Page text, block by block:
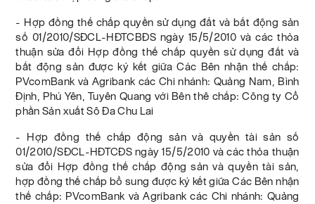
- Hợp đồng thế chấp quyền sử dụng đất và bất động sản
số 01/2010/SĐCL-HĐTCBĐS ngày 15/5/2010 và các thỏa
thuận sửa đổi Hợp đồng thế chấp quyền sử dụng đất và
bất động sản được ký kết giữa Các Bên nhận thế chấp:
PVcomBank và Agribank các Chi nhánh: Quảng Nam, Bình
Định, Phú Yên, Tuyên Quang với Bên thê chấp: Công ty Cổ
phần Sản xuất Sô Đa Chu Lai
- Hợp đồng thế chấp động sản và quyền tài sản số
01/2010/SĐCL-HĐTCĐS ngày 15/5/2010 và các thỏa thuận
sửa đổi Hợp đồng thế chấp động sản và quyền tài sản,
hợp đồng thế chấp bổ sung được ký kết giữa Các Bên nhận
thế chấp: PVcomBank và Agribank các Chi nhánh: Quảng